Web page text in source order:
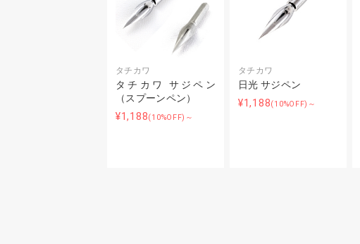
タチカワ
タチカワ サジペン
（スプーンペン）
¥1,188(10%OFF)～
タチカワ
日光 サジペン
¥1,188(10%OFF)～